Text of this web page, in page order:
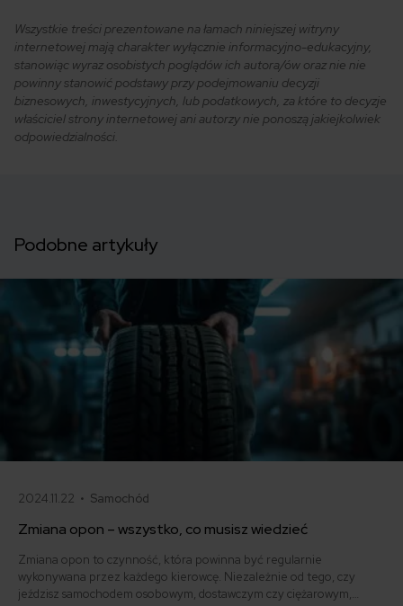
Wszystkie treści prezentowane na łamach niniejszej witryny
internetowej mają charakter wyłącznie informacyjno-edukacyjny,
stanowiąc wyraz osobistych poglądów ich autora/ów oraz nie nie
powinny stanowić podstawy przy podejmowaniu decyzji
biznesowych, inwestycyjnych, lub podatkowych, za które to decyzje
właściciel strony internetowej ani autorzy nie ponoszą jakiejkolwiek
odpowiedzialności.
Podobne artykuły
2024.11.22 • Samochód
Zmiana opon – wszystko, co musisz wiedzieć
Zmiana opon to czynność, która powinna być regularnie
wykonywana przez każdego kierowcę. Niezależnie od tego, czy
jeździsz samochodem osobowym, dostawczym czy ciężarowym,